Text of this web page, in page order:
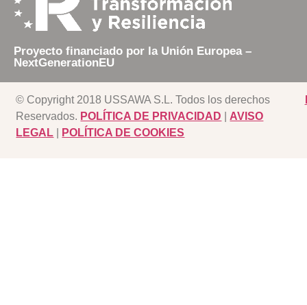
Proyecto financiado por la Unión Europea –
NextGenerationEU
© Copyright 2018 USSAWA S.L. Todos los derechos
Reservados. POLÍTICA DE PRIVACIDAD
AVISO
LEGAL
POLÍTICA DE COOKIES